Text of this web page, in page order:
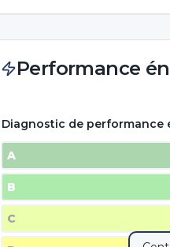
Performance
Diagnostic de performance
A
B
C